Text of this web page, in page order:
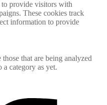
to provide visitors with
These cookies track
information to provide
that are being analyzed
a category as yet.